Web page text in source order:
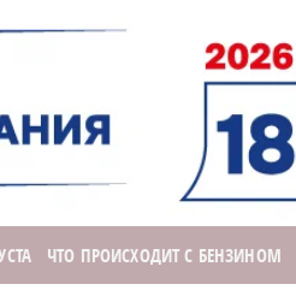
ЧТО ПРОИСХОДИТ С БЕНЗИНОМ